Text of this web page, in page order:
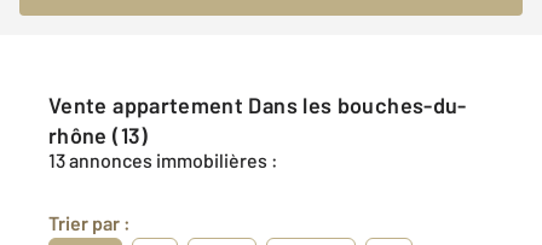
Vente appartement Dans les bouches-du-
rhône (13)
13 annonces immobilières :
Trier par :